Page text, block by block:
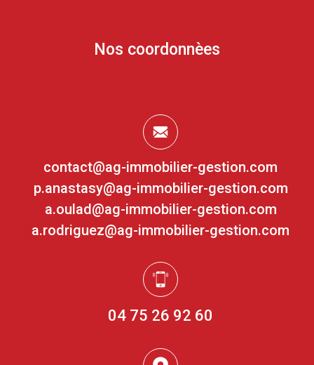
Nos coordonnèes
04 75 26 92 60
contact@ag-immobilier-gestion.com
p.anastasy@ag-immobilier-gestion.com
a.oulad@ag-immobilier-gestion.com
a.rodriguez@ag-immobilier-gestion.com